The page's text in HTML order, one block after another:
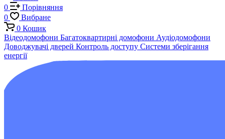
0
Порівняння
0
Вибране
0 Кошик
Відеодомофони Багатоквартирні домофони Аудіодомофони
Доводжувачі дверей Контроль доступу Системи зберігання
енергії